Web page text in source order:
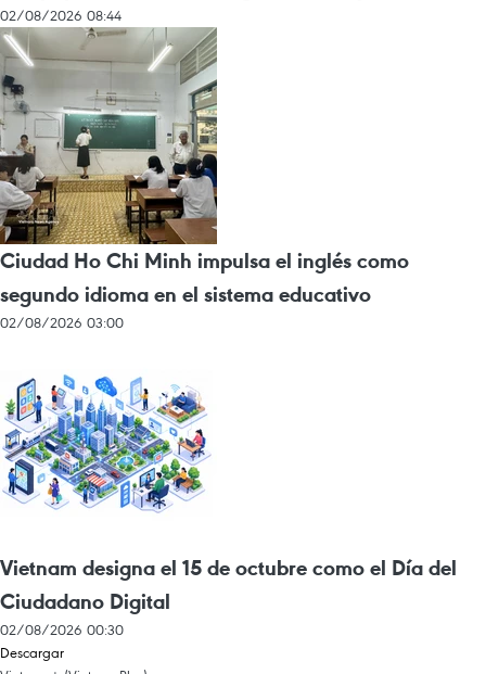
02/08/2026 08:44
Ciudad Ho Chi Minh impulsa el inglés como
segundo idioma en el sistema educativo
02/08/2026 03:00
Vietnam designa el 15 de octubre como el Día del
Ciudadano Digital
02/08/2026 00:30
Descargar